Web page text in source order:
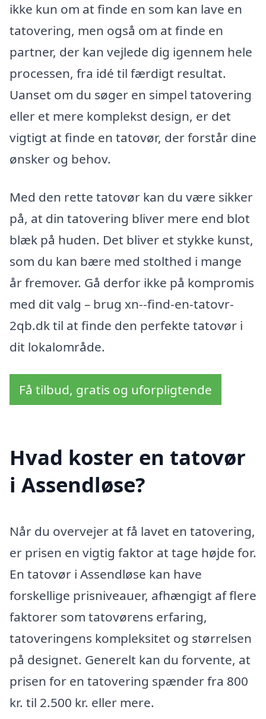
ikke kun om at finde en som kan lave en
tatovering, men også om at finde en
partner, der kan vejlede dig igennem hele
processen, fra idé til færdigt resultat.
Uanset om du søger en simpel tatovering
eller et mere komplekst design, er det
vigtigt at finde en tatovør, der forstår dine
ønsker og behov.
Med den rette tatovør kan du være sikker
på, at din tatovering bliver mere end blot
blæk på huden. Det bliver et stykke kunst,
som du kan bære med stolthed i mange
år fremover. Gå derfor ikke på kompromis
med dit valg – brug xn--find-en-tatovr-
2qb.dk til at finde den perfekte tatovør i
dit lokalområde.
Få tilbud, gratis og uforpligtende
Hvad koster en tatovør
i Assendløse?
Når du overvejer at få lavet en tatovering,
er prisen en vigtig faktor at tage højde for.
En tatovør i Assendløse kan have
forskellige prisniveauer, afhængigt af flere
faktorer som tatovørens erfaring,
tatoveringens kompleksitet og størrelsen
på designet. Generelt kan du forvente, at
prisen for en tatovering spænder fra 800
kr. til 2.500 kr. eller mere.